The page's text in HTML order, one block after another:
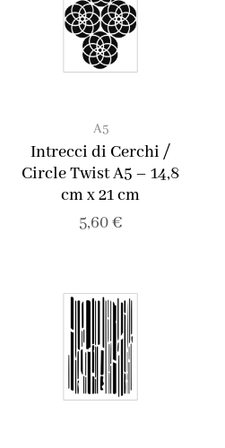
A5
Intrecci di Cerchi /
Circle Twist A5 – 14,8
cm x 21 cm
5,60€